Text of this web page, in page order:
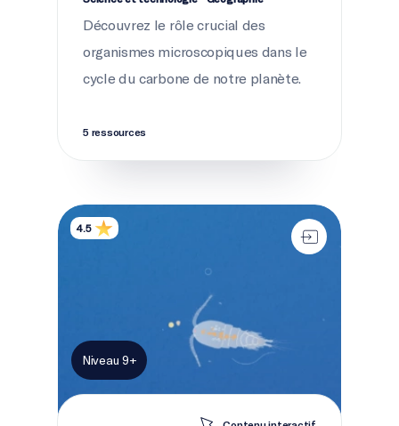
Découvrez le rôle crucial des
organismes microscopiques dans le
cycle du carbone de notre planète.
5 ressources
La pompe à carbone biologique
4.5
Niveau 9+